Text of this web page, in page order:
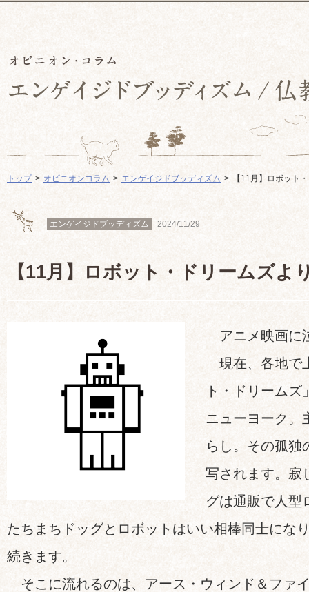
トップ オピニオンコラム エンゲイジドブッディズム 【11月】ロボット
エンゲイジドブッディズム 2024/11/29
【11月】ロボット・ドリームズよ
アニメ映画に
現在、各地で
ト・ドリーム
ニューヨーク。
らし。その孤独
写されます。寂
グは通販で人型
たちまちドッグとロボットはいい相棒同士にな
続きます。
そこに流れるのは、アース・ウィンド＆ファ